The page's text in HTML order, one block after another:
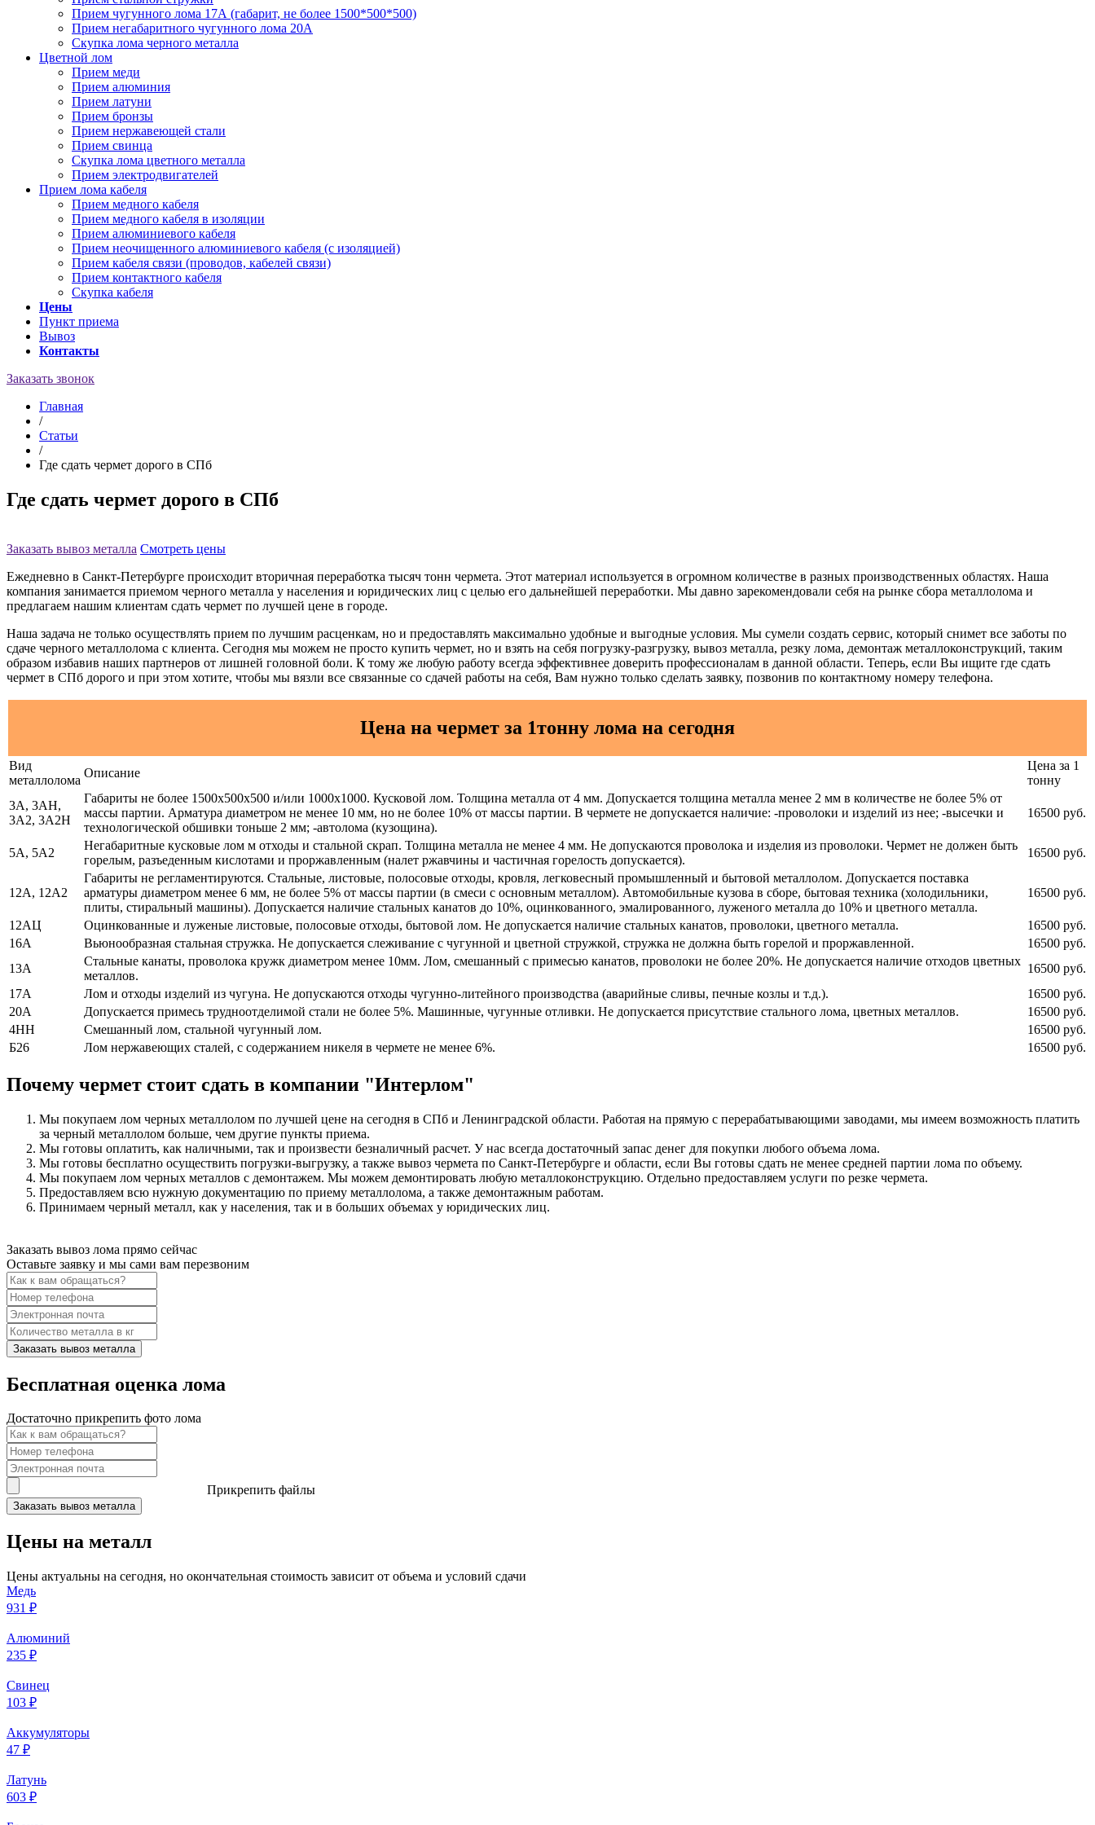
Прием чугунного лома 17А (габарит, не более 1500*500*500)
Прием негабаритного чугунного лома 20А
Скупка лома черного металла
Цветной лом
Прием меди
Прием алюминия
Прием латуни
Прием бронзы
Прием нержавеющей стали
Прием свинца
Скупка лома цветного металла
Прием электродвигателей
Прием лома кабеля
Прием медного кабеля
Прием медного кабеля в изоляции
Прием алюминиевого кабеля
Прием неочищенного алюминиевого кабеля (с изоляцией)
Прием кабеля связи (проводов, кабелей связи)
Прием контактного кабеля
Скупка кабеля
Цены
Пункт приема
Вывоз
Контакты
Заказать звонок
Главная
/
Статьи
/
Где сдать чермет дорого в СПб
Где сдать чермет дорого в СПб
Заказать вывоз металла Смотреть цены
Ежедневно в Санкт-Петербурге происходит вторичная переработка тысяч тонн чермета. Этот материал используется в огромном количестве в разных производственных областях. Наша
компания занимается приемом черного металла у населения и юридических лиц с целью его дальнейшей переработки. Мы давно зарекомендовали себя на рынке сбора металлолома и
предлагаем нашим клиентам сдать чермет по лучшей цене в городе.
Наша задача не только осуществлять прием по лучшим расценкам, но и предоставлять максимально удобные и выгодные условия. Мы сумели создать сервис, который снимет все заботы по
сдаче черного металлолома с клиента. Сегодня мы можем не просто купить чермет, но и взять на себя погрузку-разгрузку, вывоз металла, резку лома, демонтаж металлоконструкций, таким
образом избавив наших партнеров от лишней головной боли. К тому же любую работу всегда эффективнее доверить профессионалам в данной области. Теперь, если Вы ищите где сдать
чермет в СПб дорого и при этом хотите, чтобы мы вязли все связанные со сдачей работы на себя, Вам нужно только сделать заявку, позвонив по контактному номеру телефона.
Цена на чермет за 1тонну лома на сегодня
Вид
металлолома
Описание
Цена за 1
тонну
3А, 3АН,
3А2, 3А2Н
Габариты не более 1500х500х500 и/или 1000х1000. Кусковой лом. Толщина металла от 4 мм. Допускается толщина металла менее 2 мм в количестве не более 5% от
массы партии. Арматура диаметром не менее 10 мм, но не более 10% от массы партии. В чермете не допускается наличие: -проволоки и изделий из нее; -высечки и
технологической обшивки тоньше 2 мм; -автолома (кузощина).
16500 руб.
5А, 5А2
Негабаритные кусковые лом м отходы и стальной скрап. Толщина металла не менее 4 мм. Не допускаются проволока и изделия из проволоки. Чермет не должен быть
горелым, разъеденным кислотами и проржавленным (налет ржавчины и частичная горелость допускается).
16500 руб.
12А, 12А2
Габариты не регламентируются. Стальные, листовые, полосовые отходы, кровля, легковесный промышленный и бытовой металлолом. Допускается поставка
арматуры диаметром менее 6 мм, не более 5% от массы партии (в смеси с основным металлом). Автомобильные кузова в сборе, бытовая техника (холодильники,
плиты, стиральный машины). Допускается наличие стальных канатов до 10%, оцинкованного, эмалированного, луженого металла до 10% и цветного металла.
16500 руб.
12АЦ Оцинкованные и луженые листовые, полосовые отходы, бытовой лом. Не допускается наличие стальных канатов, проволоки, цветного металла.
16500 руб.
16А
Вьюнообразная стальная стружка. Не допускается слеживание с чугунной и цветной стружкой, стружка не должна быть горелой и проржавленной.
16500 руб.
13А
Стальные канаты, проволока кружк диаметром менее 10мм. Лом, смешанный с примесью канатов, проволоки не более 20%. Не допускается наличие отходов цветных
металлов.
16500 руб.
17А
Лом и отходы изделий из чугуна. Не допускаются отходы чугунно-литейного производства (аварийные сливы, печные козлы и т.д.).
16500 руб.
20А
Допускается примесь трудноотделимой стали не более 5%. Машинные, чугунные отливки. Не допускается присутствие стального лома, цветных металлов.
16500 руб.
4НН
Смешанный лом, стальной чугунный лом.
16500 руб.
Б26
Лом нержавеющих сталей, с содержанием никеля в чермете не менее 6%. 16500 руб.
Почему чермет стоит сдать в компании "Интерлом"
Мы покупаем лом черных металлолом по лучшей цене на сегодня в СПб и Ленинградской области. Работая на прямую с перерабатывающими заводами, мы имеем возможность платить
за черный металлолом больше, чем другие пункты приема.
Мы готовы оплатить, как наличными, так и произвести безналичный расчет. У нас всегда достаточный запас денег для покупки любого объема лома.
Мы готовы бесплатно осуществить погрузки-выгрузку, а также вывоз чермета по Санкт-Петербурге и области, если Вы готовы сдать не менее средней партии лома по объему.
Мы покупаем лом черных металлов с демонтажем. Мы можем демонтировать любую металлоконструкцию. Отдельно предоставляем услуги по резке чермета.
Предоставляем всю нужную документацию по приему металлолома, а также демонтажным работам.
Принимаем черный металл, как у населения, так и в больших объемах у юридических лиц.
Заказать вывоз лома прямо сейчас
Оставьте заявку и мы сами вам перезвоним
Заказать вывоз металла
Бесплатная оценка лома
Достаточно прикрепить фото лома
Прикрепить файлы
Заказать вывоз металла
Цены на металл
Цены актуальны на сегодня, но окончательная стоимость зависит от объема и условий сдачи
Медь
931 ₽
Алюминий
235 ₽
Свинец
103 ₽
Аккумуляторы
47 ₽
Латунь
603 ₽